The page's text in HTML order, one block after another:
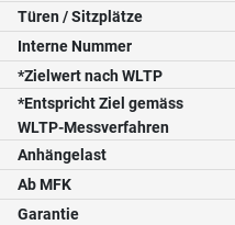
Türen / Sitzplätze
Interne Nummer
*Zielwert nach WLTP
*Entspricht Ziel gemäss
WLTP-Messverfahren
Anhängelast
Ab MFK
Garantie